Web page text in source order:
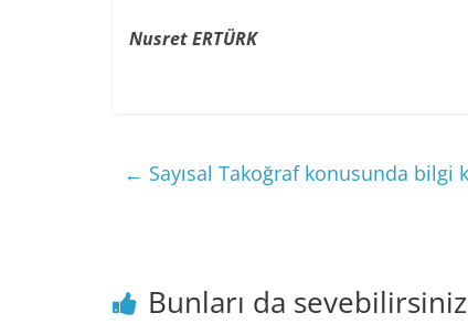
Nusret ERTÜRK
← Sayısal Takoğraf konusunda bilgi
Bunları da sevebilirsiniz